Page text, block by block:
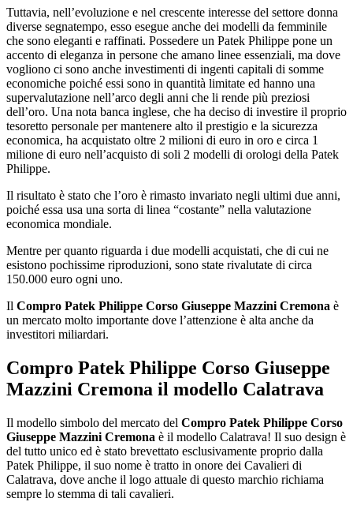
Tuttavia, nell’evoluzione e nel crescente interesse del settore donna
diverse segnatempo, esso esegue anche dei modelli da femminile
che sono eleganti e raffinati. Possedere un Patek Philippe pone un
accento di eleganza in persone che amano linee essenziali, ma dove
vogliono ci sono anche investimenti di ingenti capitali di somme
economiche poiché essi sono in quantità limitate ed hanno una
supervalutazione nell’arco degli anni che li rende più preziosi
dell’oro. Una nota banca inglese, che ha deciso di investire il proprio
tesoretto personale per mantenere alto il prestigio e la sicurezza
economica, ha acquistato oltre 2 milioni di euro in oro e circa 1
milione di euro nell’acquisto di soli 2 modelli di orologi della Patek
Philippe.
Il risultato è stato che l’oro è rimasto invariato negli ultimi due anni,
poiché essa usa una sorta di linea “costante” nella valutazione
economica mondiale.
Mentre per quanto riguarda i due modelli acquistati, che di cui ne
esistono pochissime riproduzioni, sono state rivalutate di circa
150.000 euro ogni uno.
Il Compro Patek Philippe Corso Giuseppe Mazzini Cremona è
un mercato molto importante dove l’attenzione è alta anche da
investitori miliardari.
Compro Patek Philippe Corso Giuseppe
Mazzini Cremona il modello Calatrava
Il modello simbolo del mercato del Compro Patek Philippe Corso
Giuseppe Mazzini Cremona è il modello Calatrava! Il suo design è
del tutto unico ed è stato brevettato esclusivamente proprio dalla
Patek Philippe, il suo nome è tratto in onore dei Cavalieri di
Calatrava, dove anche il logo attuale di questo marchio richiama
sempre lo stemma di tali cavalieri.